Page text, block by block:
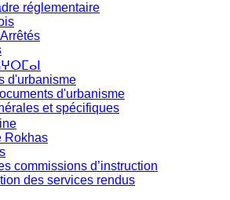
réglementaire
d'urbanisme
d'urbanisme
et spécifiques
Rokhas
commissions d’instruction
des services rendus